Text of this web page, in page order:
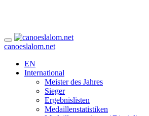
canoeslalom.net
EN
International
Meister des Jahres
Sieger
Ergebnislisten
Medaillenstatistiken